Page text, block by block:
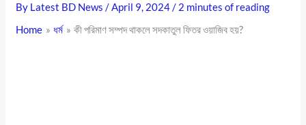
By Latest BD News/April 9, 2024/ 2 minutes of reading
Home
ধর্ম কী পরিমাণ সম্পদ থাকলে সদকাতুল ফিতর ওয়াজিব হয়?